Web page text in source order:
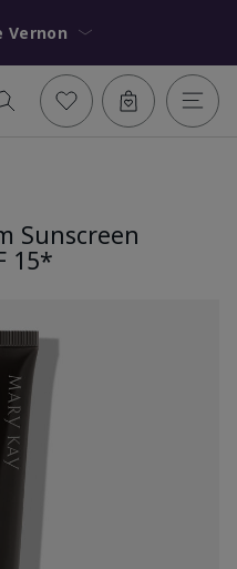
Christine Vernon
Sunscreen
15*